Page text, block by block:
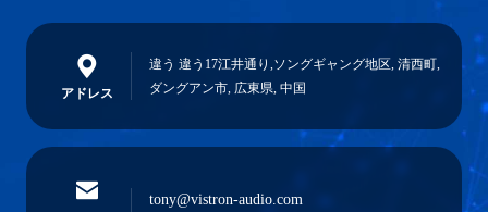
アドレス
違う 違う17江井通り,ソングギャング地区, 清西町,
ダングアン市, 広東県, 中国
tony@vistron-audio.com